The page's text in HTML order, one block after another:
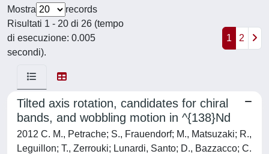
Mostra
records
Risultati 1 - 20 di 26 (tempo
di esecuzione: 0.005
secondi).
1 2
Tilted axis rotation, candidates for chiral
bands, and wobbling motion in ^{138}Nd
2012 C. M., Petrache; S., Frauendorf; M., Matsuzaki; R.,
Leguillon; T., Zerrouki; Lunardi, Santo; D., Bazzacco; C.